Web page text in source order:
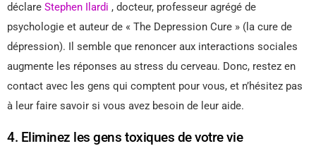
déclare Stephen Ilardi , docteur, professeur agrégé de
psychologie et auteur de « The Depression Cure » (la cure de
dépression). Il semble que renoncer aux interactions sociales
augmente les réponses au stress du cerveau. Donc, restez en
contact avec les gens qui comptent pour vous, et n’hésitez pas
à leur faire savoir si vous avez besoin de leur aide.
4. Eliminez les gens toxiques de votre vie